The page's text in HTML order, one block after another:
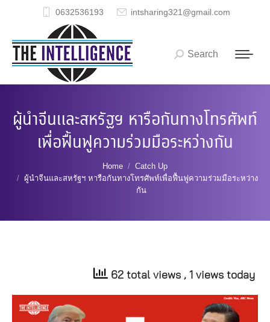
0632536193 intsharing321@gmail.com
Search:
Search
ผู้นำจีนและสหรัฐฯ หารือกันทางโทรศัพท์
เพื่อฟื้นฟูความร่วมมือระหว่างกัน
Home
Catch Up
ผู้นำจีนและสหรัฐฯ หารือกันทางโทรศัพท์เพื่อฟื้นฟูความร่วมมือระหว่าง
กัน
62 total views , 1 views today